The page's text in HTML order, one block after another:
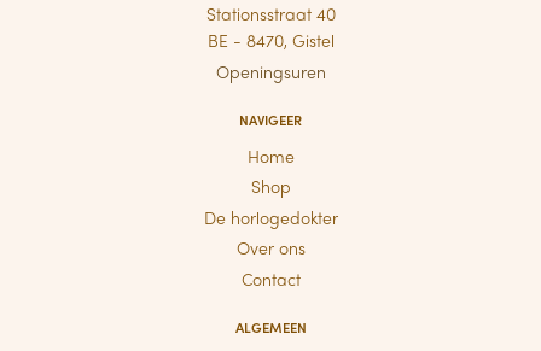
Stationsstraat 40
BE - 8470, Gistel
Openingsuren
NAVIGEER
Home
Shop
De horlogedokter
Over ons
Contact
ALGEMEEN